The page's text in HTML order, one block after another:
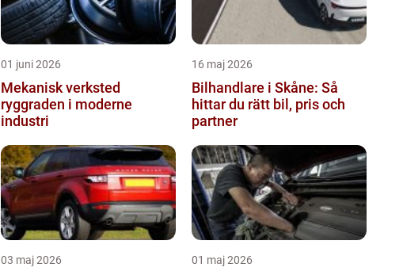
01 juni 2026
Mekanisk verksted
ryggraden i moderne
industri
16 maj 2026
Bilhandlare i Skåne: Så
hittar du rätt bil, pris och
partner
03 maj 2026 01 maj 2026